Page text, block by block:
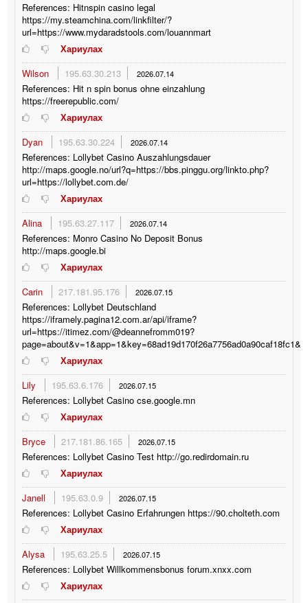
References: Hitnspin casino legal
https://my.steamchina.com/linkfilter/?
url=https://www.mydaradstools.com/louannmart
Хариулах
Wilson
195.63.30.213 2026.07.14
References: Hit n spin bonus ohne einzahlung
https://freerepublic.com/
Хариулах
Dyan
195.63.30.224 2026.07.14
References: Lollybet Casino Auszahlungsdauer
http://maps.google.no/url?q=https://bbs.pinggu.org/linkto.php?
url=https://lollybet.com.de/
Хариулах
Alina
195.63.27.117 2026.07.14
References: Monro Casino No Deposit Bonus
http://maps.google.bi
Хариулах
Carin
217.181.95.176 2026.07.15
References: Lollybet Deutschland
https://iframely.pagina12.com.ar/api/iframe?
url=https://itimez.com/@deannefromm019?
Хариулах
Lily
195.63.6.176 2026.07.15
References: Lollybet Casino cse.google.mn
Хариулах
Bryce
217.181.86.165 2026.07.15
References: Lollybet Casino Test http://go.redirdomain.ru
Хариулах
Janell
195.63.0.9 2026.07.15
References: Lollybet Casino Erfahrungen https://90.cholteth.com
Хариулах
Alysa
195.63.25.5 2026.07.15
References: Lollybet Willkommensbonus forum.xnxx.com
Хариулах